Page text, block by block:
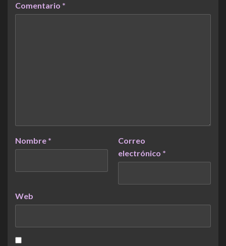
Comentario *
Nombre *
Correo
electrónico *
Web